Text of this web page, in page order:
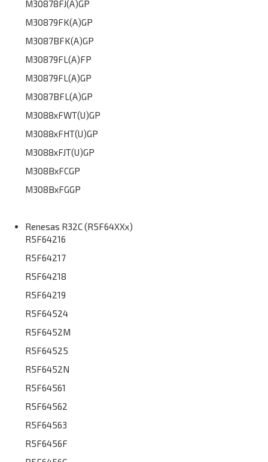
M30878FJ(A)GP
M30879FK(A)GP
M3087BFK(A)GP
M30879FL(A)FP
M30879FL(A)GP
M3087BFL(A)GP
M3088xFWT(U)GP
M3088xFHT(U)GP
M3088xFJT(U)GP
M308BxFCGP
M308BxFGGP
Renesas R32C (R5F64XXx)
R5F64216
R5F64217
R5F64218
R5F64219
R5F64524
R5F6452M
R5F64525
R5F6452N
R5F64561
R5F64562
R5F64563
R5F6456F